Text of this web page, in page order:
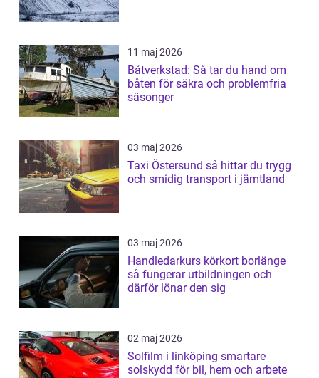
11 maj 2026
Båtverkstad: Så tar du hand om
båten för säkra och problemfria
säsonger
03 maj 2026
Taxi Östersund så hittar du trygg
och smidig transport i jämtland
03 maj 2026
Handledarkurs körkort borlänge
så fungerar utbildningen och
därför lönar den sig
02 maj 2026
Solfilm i linköping smartare
solskydd för bil, hem och arbete